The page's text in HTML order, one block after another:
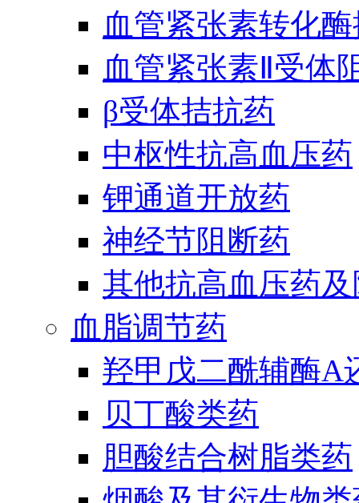
血管紧张素转化
血管紧张素Ⅱ受体
β受体拮抗药
中枢性抗高血压药
钾通道开放药
神经节阻断药
其他抗高血压药
血脂调节药
羟甲戊二酰辅酶A
贝丁酸类药
胆酸结合树脂类药